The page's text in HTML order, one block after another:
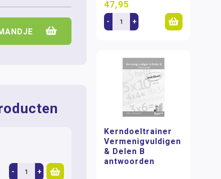
- +
47,95
- +
Kerndoeltrainer
Vermenigvuldigen
& Delen B
antwoorden